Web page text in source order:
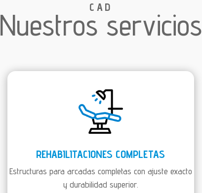
CAD
Nuestros servicios
REHABILITACIONES COMPLETAS
Estructuras para arcadas completas con ajuste exacto
y durabilidad superior.